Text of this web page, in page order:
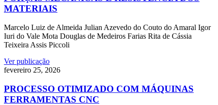
MATERIAIS
Marcelo Luiz de Almeida Julian Azevedo do Couto do Amaral Igor
Iuri do Vale Mota Douglas de Medeiros Farias Rita de Cássia
Teixeira Assis Piccoli
Ver publicação
fevereiro 25, 2026
PROCESSO OTIMIZADO COM MÁQUINAS
FERRAMENTAS CNC